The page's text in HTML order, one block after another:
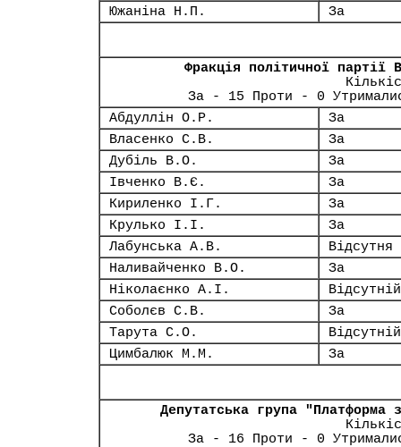
Южаніна Н.П.
За
Фракція політичної партії
За - 15 Проти - 0
Абдуллін О.Р.
За
Власенко С.В.
За
Дубіль В.О.
За
Івченко В.Є.
За
Кириленко І.Г.
За
Крулько І.І.
За
Лабунська А.В.
Відсутня
Наливайченко В.О.
За
Ніколаєнко А.І.
Відсутній
Соболєв С.В.
За
Тарута С.О.
Відсутній
Цимбалюк М.М.
За
Депутатська група
За - 16 Проти - 0